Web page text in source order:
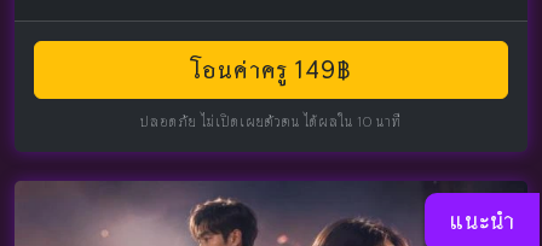
โอนค่าครู 149฿
ปลอดภัย ไม่เปิดเผยตัวตน ได้ผลใน 10 นาที
แนะนำ